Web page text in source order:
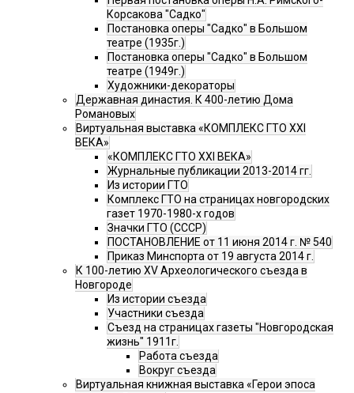
Корсакова "Садко"
Постановка оперы "Садко" в Большом
театре (1935г.)
Постановка оперы "Садко" в Большом
театре (1949г.)
Художники-декораторы
Державная династия. К 400-летию Дома
Романовых
Виртуальная выставка «КОМПЛЕКС ГТО XXI
ВЕКА»
«КОМПЛЕКС ГТО XXI ВЕКА»
Журнальные публикации 2013-2014 гг.
Из истории ГТО
Комплекс ГТО на страницах новгородских
газет 1970-1980-х годов
Значки ГТО (СССР)
ПОСТАНОВЛЕНИЕ от 11 июня 2014 г. № 540
Приказ Минспорта от 19 августа 2014 г.
К 100-летию XV Археологического съезда в
Новгороде
Из истории съезда
Участники съезда
Cъезд на страницах газеты "Новгородская
жизнь" 1911г.
Работа съезда
Вокруг съезда
Виртуальная книжная выставка «Герои эпоса